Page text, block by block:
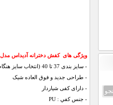
ویژگی های کفش دخترانه آدیداس مدل Calabasas :
- سايز بندی 37 تا 40 (انتخاب سايز هنگام ثبت سفارش)
- طراحی جديد و فوق العاده شيک
- دارای کفی شیاردار
- جنس کفي : PU